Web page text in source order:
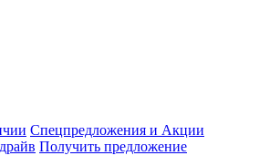
Спецпредложения и Акции
Получить предложение